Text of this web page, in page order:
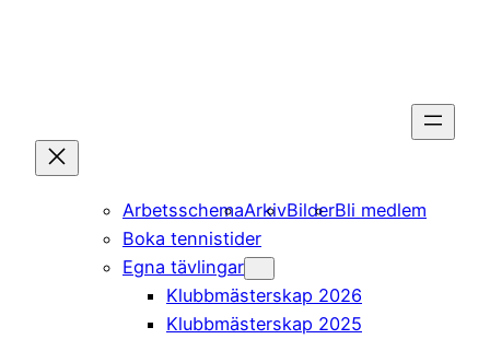
ArbetsschemaArkivBilderBli medlem
Boka tennistider
Egna tävlingar
Klubbmästerskap 2026
Klubbmästerskap 2025